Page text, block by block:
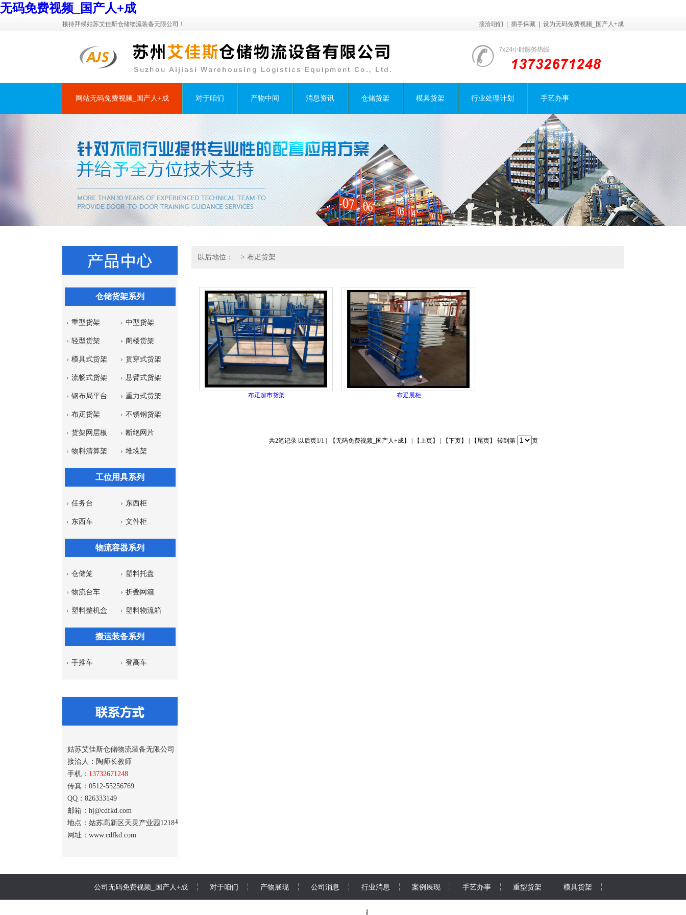
无码免费视频_国产人+成
接待拜候姑苏艾佳斯仓储物流装备无限公司！ 接洽咱们 插手保藏 设为无码免费视频_国产人+成
网站无码免费视频_国产人+成 对于咱们 产物中间 消息资讯 仓储货架 模具货架 行业处理计划 手艺办事
接洽咱们
仓储货架系列
重型货架 中型货架
轻型货架 阁楼货架
模具式货架 贯穿式货架
流畅式货架 悬臂式货架
钢布局平台 重力式货架
布疋货架 不锈钢货架
货架网层板 断绝网片
物料清算架 堆垛架
工位用具系列
任务台 东西柜
东西车 文件柜
物流容器系列
仓储笼 塑料托盘
物流台车 折叠网箱
塑料整机盒 塑料物流箱
搬运装备系列
手推车 登高车
姑苏艾佳斯仓储物流装备无限公司
接洽人：陶师长教师
手机： 13732671248
传真：0512-55256769
QQ：826333149
邮箱：hj@cdfkd.com
地点：姑苏高新区天灵产业园1218号
网址：www.cdfkd.com
以后地位： > 布疋货架
布疋超市货架 布疋展柜
共2笔记录 以后页1/1 | 【无码免费视频_国产人+成】 | 【上页】 | 【下页】 | 【尾页】 转到第 页
公司无码免费视频_国产人+成 对于咱们 产物展现 公司消息 行业消息 案例展现 手艺办事 重型货架 模具货架